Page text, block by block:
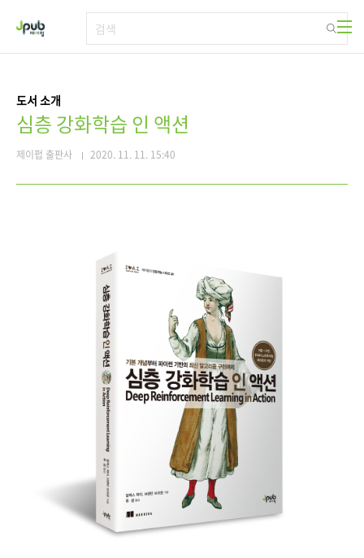
도서 소개
심층 강화학습 인 액션
제이펍 출판사 2020. 11. 11. 15:40